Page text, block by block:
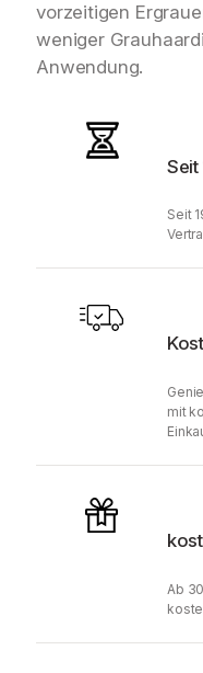
vorzeitigen
weniger
Anwendung.
Seit
Seit
mit
Ab